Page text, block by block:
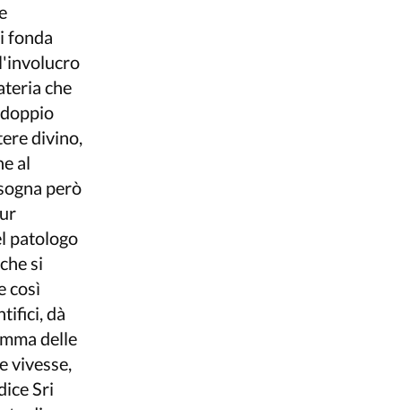
fonda
che
divino,
al
però
patologo
si
così
dà
delle
vivesse,
Sri